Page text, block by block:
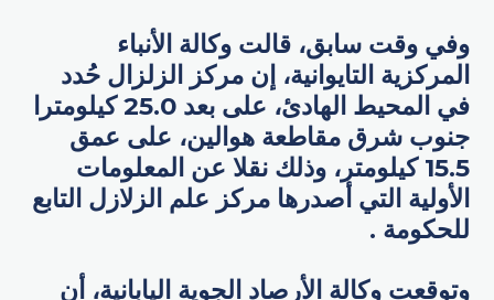
وفي وقت سابق، قالت وكالة الأنباء
المركزية التايوانية، إن مركز الزلزال حُدد
في المحيط الهادئ، على بعد 25.0 كيلومترا
جنوب شرق مقاطعة هوالين، على عمق
15.5 كيلومتر، وذلك نقلا عن المعلومات
الأولية التي أصدرها مركز علم الزلازل التابع
للحكومة .
وتوقعت وكالة الأرصاد الجوية اليابانية، أن